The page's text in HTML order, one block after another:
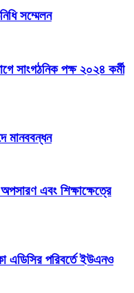
সম্মেলন
সাংগঠনিক পক্ষ ২০২৪ কর্মী
মানববন্ধন
এবং শিক্ষাক্ষেত্রে
এডিসির পরিবর্তে ইউএনও